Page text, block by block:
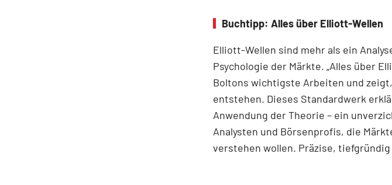
Buchtipp: Alles über Elliott-Wellen
Elliott-Wellen sind mehr als ein
Psychologie der Märkte. „Alles über
Boltons wichtigste Arbeiten und
entstehen. Dieses Standardwerk
Anwendung der Theorie – ein
Analysten und Börsenprofis, die
verstehen wollen. Präzise,